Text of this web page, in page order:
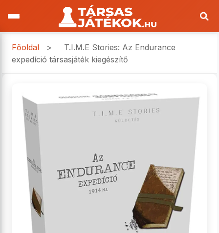
Főoldal >
T.I.M.E Stories: Az Endurance
expedíció társasjáték kiegészítő